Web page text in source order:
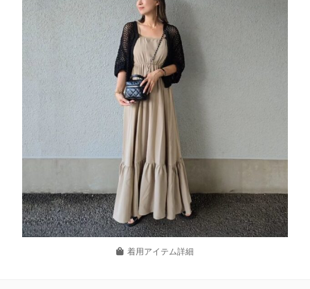
着用アイテム詳細